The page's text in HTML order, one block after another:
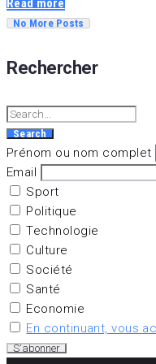
Read more
No More Posts
Rechercher
Search
for:
Search
Prénom ou nom complet
Email
Sport
Politique
Technologie
Culture
Société
Santé
Economie
En continuant, vous